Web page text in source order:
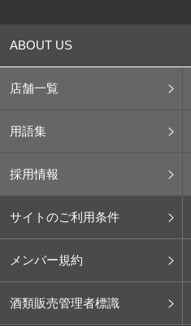
ABOUT US
店舗一覧
用語集
採用情報
サイトのご利用条件
メンバー規約
酒類販売管理者標識